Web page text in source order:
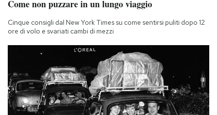
Come non puzzare in un lungo viaggio
Cinque consigli dal New York Times su come sentirsi puliti dopo 12
ore di volo e svariati cambi di mezzi